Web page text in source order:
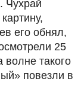
Чухрай
его обнял,
25
такого
повезли в